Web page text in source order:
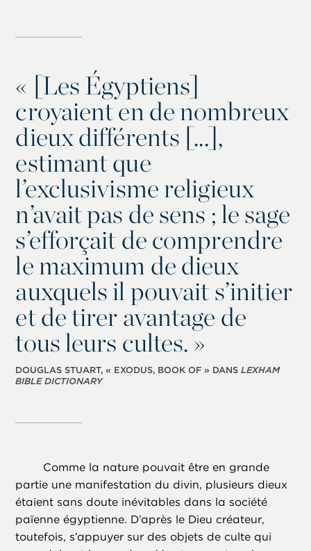
« [Les Égyptiens]
croyaient en de nombreux
dieux différents [...],
estimant que
l’exclusivisme religieux
n’avait pas de sens ; le sage
s’efforçait de comprendre
le maximum de dieux
auxquels il pouvait s’initier
et de tirer avantage de
tous leurs cultes. »
DOUGLAS STUART, « EXODUS, BOOK OF » DANSLEXHAM
BIBLE DICTIONARY
Comme la nature pouvait être en grande
partie une manifestation du divin, plusieurs dieux
étaient sans doute inévitables dans la société
païenne égyptienne. D’après le Dieu créateur,
toutefois, s’appuyer sur des objets de culte qui